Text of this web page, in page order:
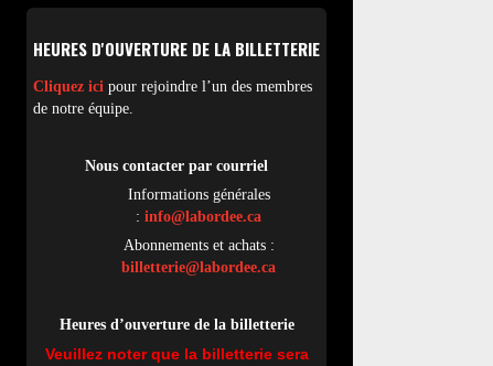
HEURES D'OUVERTURE DE LA BILLETTERIE
Cliquez ici pour rejoindre l’un des membres
de notre équipe.
Nous contacter par courriel
Informations générales
: info@labordee.ca
Abonnements et achats :
billetterie@labordee.ca
Heures d’ouverture de la billetterie
Veuillez noter que la billetterie sera